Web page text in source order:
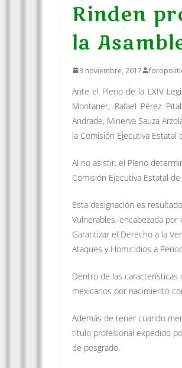
Rinden
la
3 noviembre, 2017
Ante el Pleno de la LXIV
Montaner, Rafael Pérez
Andrade, Minerva Sauza
la Comisión Ejecutiva Estatal
Al no asistir, el Pleno
Comisión Ejecutiva Estatal
Esta designación es
Vulnerables, encabezada
Garantizar el Derecho a la
Ataques y Homicidios a
Dentro de las características
mexicanos por nacimiento
Además de tener cuando
título profesional expedido
de posgrado.